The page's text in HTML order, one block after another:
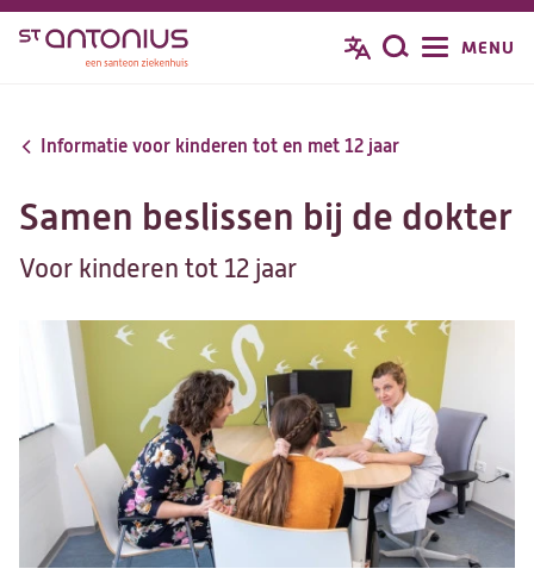
Overslaan
inhoud
Zoeken
MENU
Informatie voor kinderen tot en met 12 jaar
Samen beslissen bij de dokter
Voor kinderen tot 12 jaar